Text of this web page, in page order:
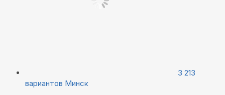
3 213
вариантов Минск